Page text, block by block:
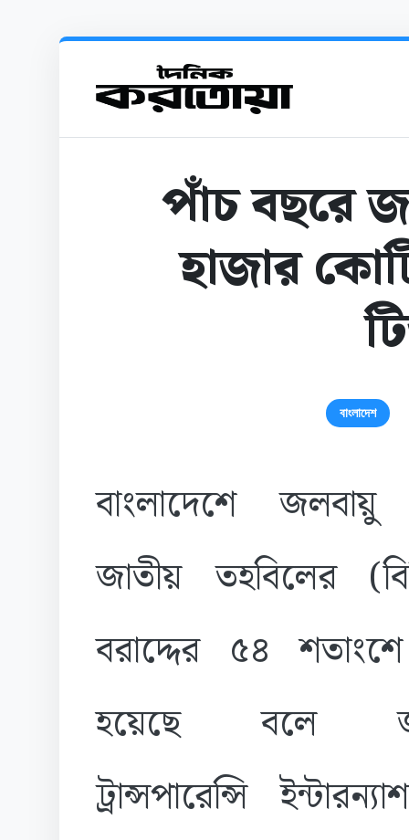
পাঁচ বছরে
হাজার
বাংলাদেশ
বাংলাদেশে জলবায়ু
জাতীয় তহবিলের
বরাদ্দের ৫৪ শতাংশে
হয়েছে বলে
ট্রান্সপারেন্সি